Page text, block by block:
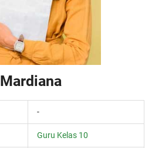
Mardiana
-
Guru Kelas 10